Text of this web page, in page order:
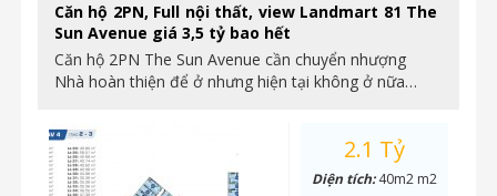
Căn hộ 2PN, Full nội thất, view Landmart 81 The
Sun Avenue giá 3,5 tỷ bao hết
Căn hộ 2PN The Sun Avenue cần chuyển nhượng
Nhà hoàn thiện để ở nhưng hiện tại không ở nữa…
2.1 Tỷ
Diện tích:40m2 m2